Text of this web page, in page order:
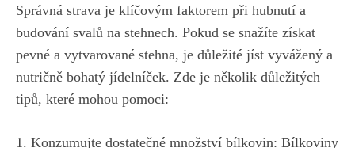
Správná strava je klíčovým faktorem při hubnutí a
budování ⁤svalů na stehnech.‍ Pokud se snažíte získat
pevné ‍a ‍vytvarované stehna, je důležité jíst vyvážený‍ a
nutričně ‌bohatý ​jídelníček. Zde je několik⁢ důležitých
tipů, které⁣ mohou⁣ pomoci:
1.‌ Konzumujte⁢ dostatečné množství ⁢bílkovin: Bílkoviny